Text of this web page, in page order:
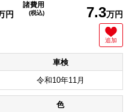
円
諸費用
(税込) 7.3万円
追加
車検
令和10年11月
色